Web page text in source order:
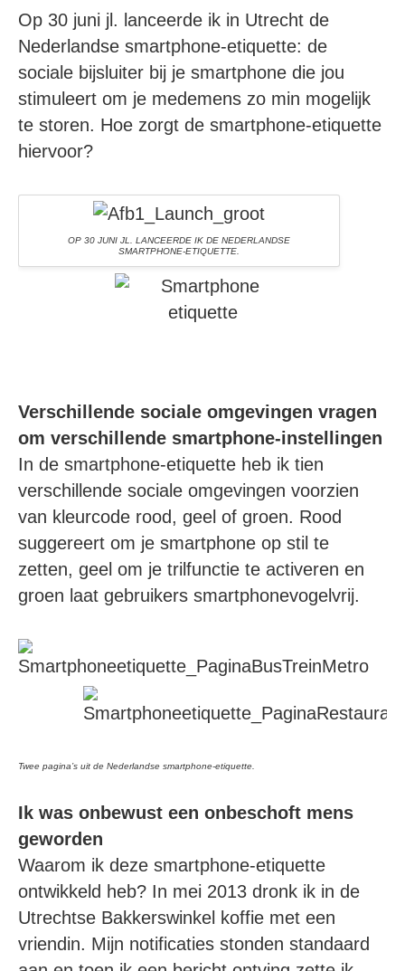
Op 30 juni jl. lanceerde ik in Utrecht de
Nederlandse smartphone-etiquette: de
sociale bijsluiter bij je smartphone die jou
stimuleert om je medemens zo min mogelijk
te storen. Hoe zorgt de smartphone-etiquette
hiervoor?
OP 30 JUNI JL. LANCEERDE IK DE NEDERLANDSE
SMARTPHONE-ETIQUETTE.
Verschillende sociale omgevingen vragen
om verschillende smartphone-instellingen
In de smartphone-etiquette heb ik tien
verschillende sociale omgevingen voorzien
van kleurcode rood, geel of groen. Rood
suggereert om je smartphone op stil te
zetten, geel om je trilfunctie te activeren en
groen laat gebruikers smartphonevogelvrij.
Twee pagina’s uit de Nederlandse smartphone-etiquette.
Ik was onbewust een onbeschoft mens
geworden
Waarom ik deze smartphone-etiquette
ontwikkeld heb? In mei 2013 dronk ik in de
Utrechtse Bakkerswinkel koffie met een
vriendin. Mijn notificaties stonden standaard